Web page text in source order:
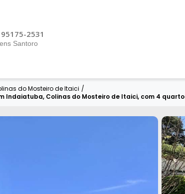
2531
Santoro
do Mosteiro de Itaici /
Colinas do Mosteiro de Itaici, com 4